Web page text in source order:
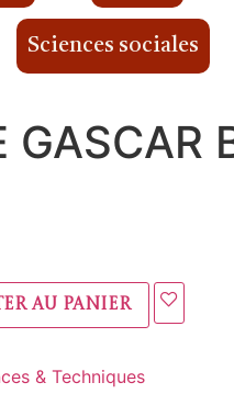
Sciences sociales
GASCAR
au panier
& Techniques